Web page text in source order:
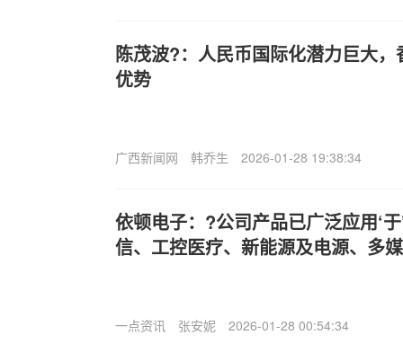
陈茂波?：人民币国际化潜力巨大
优势
广西新闻网 韩乔生 2026-01-28 19:38:34
依顿电子：?公司产品已广泛应用‘
信、工控医疗、新能源及电源、多
一点资讯 张安妮 2026-01-28 00:54:34